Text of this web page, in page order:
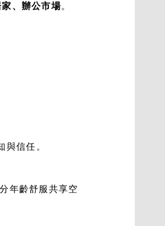
、辦公市場。
信任。
年齡舒服共享空